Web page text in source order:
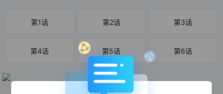
第1话 第2话 第3话
第4话 第5话 第6话